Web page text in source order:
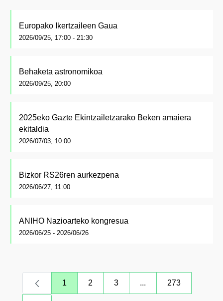
Europako Ikertzaileen Gaua
2026/09/25, 17:00 - 21:30
Behaketa astronomikoa
2026/09/25, 20:00
2025eko Gazte Ekintzailetzarako Beken amaiera
ekitaldia
2026/07/03, 10:00
Bizkor RS26ren aurkezpena
2026/06/27, 11:00
ANIHO Nazioarteko kongresua
2026/06/25 - 2026/06/26
Orrialdea
1
Orrialdea
2
Orrialdea
3 ...
Intermediate Pages
Orrialdea
273